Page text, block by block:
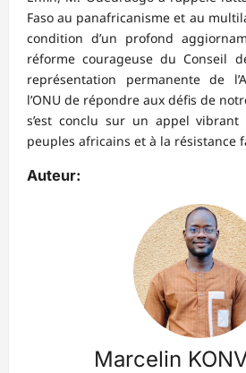
Faso au panafricanisme et au
condition d’un profond
réforme courageuse du Conseil
représentation permanente de
l’ONU de répondre aux défis de
s’est conclu sur un appel
peuples africains et à la résistance
Auteur:
Marcelin